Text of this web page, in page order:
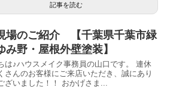
記事を読む
場のご紹介 【千葉県千葉市緑
み野・屋根外壁塗装】
は♪ハウスメイク事務員の山口です。 連休
さんのお客様にご来店いただき、誠にあり
ざいました！！ おかげさま...